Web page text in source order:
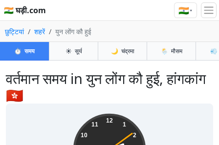
🇮🇳 घड़ी.com 🇮🇳▾
छुट्टियां शहरें युन लोंग कौ हुई
⏱️ समय ☀️ सूर्य 🌙 चंद्रमा 🌦️ मौसम 💨
वर्तमान समय in युन लोंग कौ हुई, हांगकांग
🇭🇰
12
1
2
10
11